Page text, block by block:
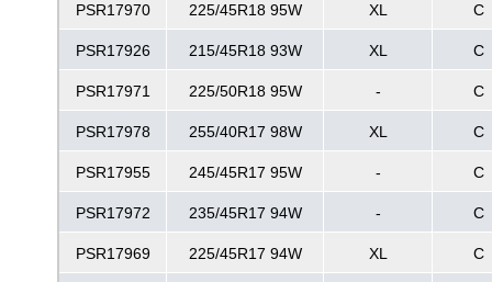
PSR17970 225/45R18 95W XL C
PSR17926 215/45R18 93W XL C
PSR17971 225/50R18 95W - C
PSR17978 255/40R17 98W XL C
PSR17955 245/45R17 95W - C
PSR17972 235/45R17 94W - C
PSR17969 225/45R17 94W XL C